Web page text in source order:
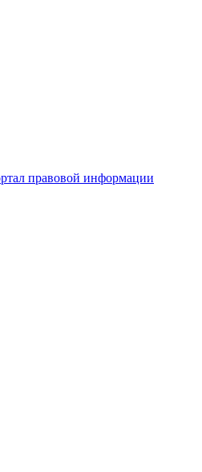
правовой информации